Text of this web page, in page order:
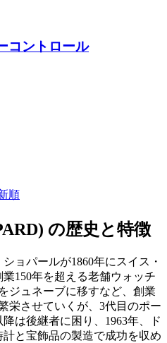
コントロール
順
の歴史と特徴
ョパールが1860年にスイス・
150年を超える老舗ウォッチ
ジュネーブに移すなど、創業
栄させていくが、3代目のポー
は後継者に困り、1963年、ド
と宝飾品の製造で成功を収め